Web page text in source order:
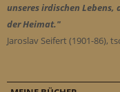
unseres irdischen
der Heimat."
Jaroslav Seifert (1901-86),